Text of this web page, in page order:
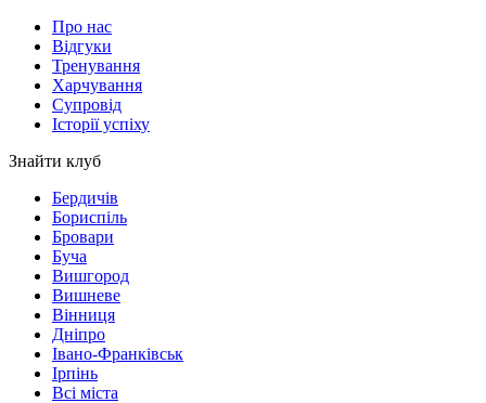
Про нас
Відгуки
Тренування
Харчування
Супровід
Історії успіху
Знайти клуб
Бердичів
Бориспіль
Бровари
Буча
Вишгород
Вишневе
Вінниця
Дніпро
Івано-Франківськ
Ірпінь
Всі міста